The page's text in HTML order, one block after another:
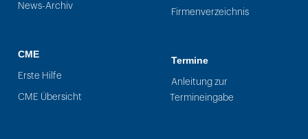
News-Archiv
CME
Erste Hilfe
CME Übersicht
Firmenverzeichnis
Termine
Anleitung zur
Termineingabe